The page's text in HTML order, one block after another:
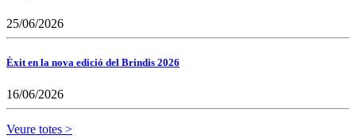
25/06/2026
Èxit en la nova edició del Brindis 2026
16/06/2026
Veure totes >